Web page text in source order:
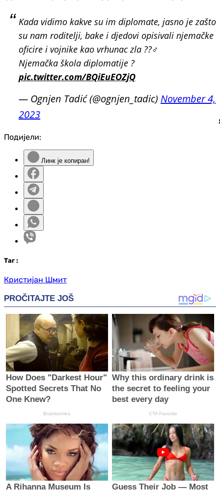
Kada vidimo kakve su im diplomate, jasno je zašto
su nam roditelji, bake i djedovi opisivali njemačke
oficire i vojnike kao vrhunac zla ??‍♂️
Njemačka škola diplomatije ?
pic.twitter.com/BQiEuEOZjQ
— Ognjen Tadić (@ognjen_tadic) November 4,
2023
Подијели:
Линк је копиран!
Таг :
Кристијан Шмит